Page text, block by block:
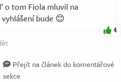
o tom Fiola mluvil na
bude 😊
4
Přejít na článek do komentářové
sekce